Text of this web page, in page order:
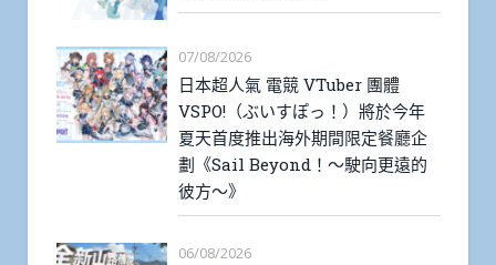
07/08/2026
日本超人氣 電競 VTuber 團體
VSPO!（ぶいすぽっ！）將於今年
夏天首度推出海外期間限定餐廳企
劃《Sail Beyond！～駛向更遠的
彼方～》
06/08/2026